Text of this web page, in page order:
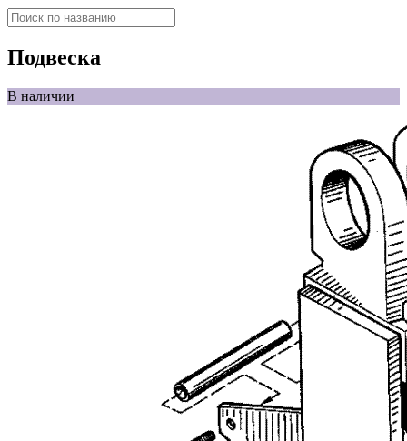
Подвеска
В наличии